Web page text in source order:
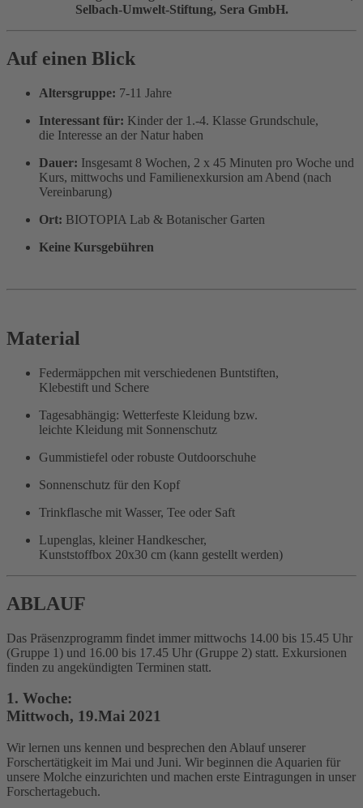
Selbach-Umwelt-Stiftung, Sera GmbH.
Auf einen Blick
Altersgruppe: 7-11 Jahre
Interessant für: Kinder der 1.-4. Klasse Grundschule,
die Interesse an der Natur haben
Dauer: Insgesamt 8 Wochen, 2 x 45 Minuten pro Woche und
Kurs, mittwochs und Familienexkursion am Abend (nach
Vereinbarung)
Ort: BIOTOPIA Lab & Botanischer Garten
Keine Kursgebühren
Material
Federmäppchen mit verschiedenen Buntstiften,
Klebestift und Schere
Tagesabhängig: Wetterfeste Kleidung bzw.
leichte Kleidung mit Sonnenschutz
Gummistiefel oder robuste Outdoorschuhe
Sonnenschutz für den Kopf
Trinkflasche mit Wasser, Tee oder Saft
Lupenglas, kleiner Handkescher,
Kunststoffbox 20x30 cm (kann gestellt werden)
ABLAUF
Das Präsenzprogramm findet immer mittwochs 14.00 bis 15.45 Uhr
(Gruppe 1) und 16.00 bis 17.45 Uhr (Gruppe 2) statt. Exkursionen
finden zu angekündigten Terminen statt.
1. Woche:
Mittwoch, 19.Mai 2021
Wir lernen uns kennen und besprechen den Ablauf unserer
Forschertätigkeit im Mai und Juni. Wir beginnen die Aquarien für
unsere Molche einzurichten und machen erste Eintragungen in unser
Forschertagebuch.